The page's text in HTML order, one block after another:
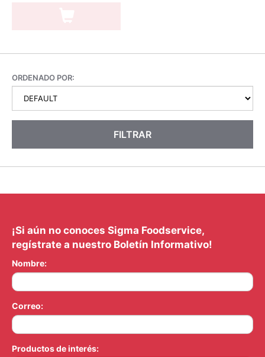
ORDENADO POR:
FILTRAR
¡Si aún no conoces Sigma Foodservice,
regístrate a nuestro Boletín Informativo!
Nombre:
Correo:
Productos de interés: